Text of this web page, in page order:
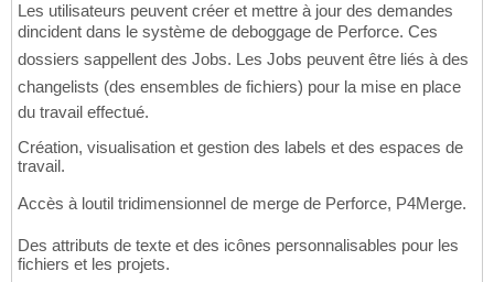
Les utilisateurs peuvent créer et mettre à jour des demandes
dincident dans le système de deboggage de Perforce. Ces
dossiers sappellent des Jobs. Les Jobs peuvent être liés à des
changelists (des ensembles de fichiers) pour la mise en place
du travail effectué.
Création, visualisation et gestion des labels et des espaces de
travail.
Accès à loutil tridimensionnel de merge de Perforce, P4Merge.
Des attributs de texte et des icônes personnalisables pour les
fichiers et les projets.